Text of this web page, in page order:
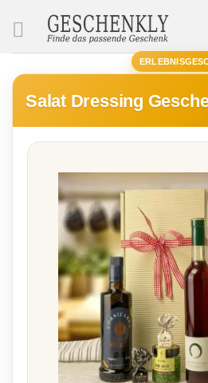
Salat Dressing